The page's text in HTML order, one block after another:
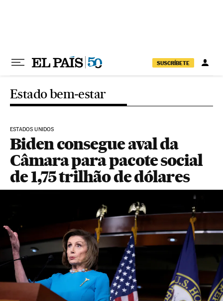
SUSCRÍBETE
Estado bem-estar
ESTADOS UNIDOS
Biden consegue aval da
Câmara para pacote social
de 1,75 trilhão de dólares